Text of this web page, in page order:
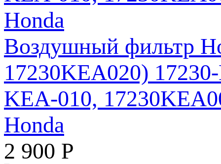
Воздушный фильтр
17230KEA020)
KEA-010,
Honda
2 900 Р